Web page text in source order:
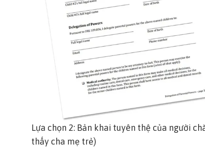
Lựa chọn 2: Bản khai tuyên thệ của người
thấy cha mẹ trẻ)